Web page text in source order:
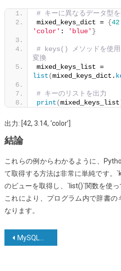
# キーに異なるデータ型
mixed_keys_dict = {42
'color' : 'blue' }
# keys() メソッドを使用
変換
mixed_keys_list =
list(mixed_keys_dict.
# キーのリストを出力
print(mixed_keys_list
出力: [42, 3.14, ‘color’]
結論
これらの例からわかるように、
て取得する方法は非常に単純です。
のビューを取得し、`list()`関数を使っ
これにより、プログラム内で辞書
なります。
投 MySQLやMariaDBのrootパスワードを変更する方法